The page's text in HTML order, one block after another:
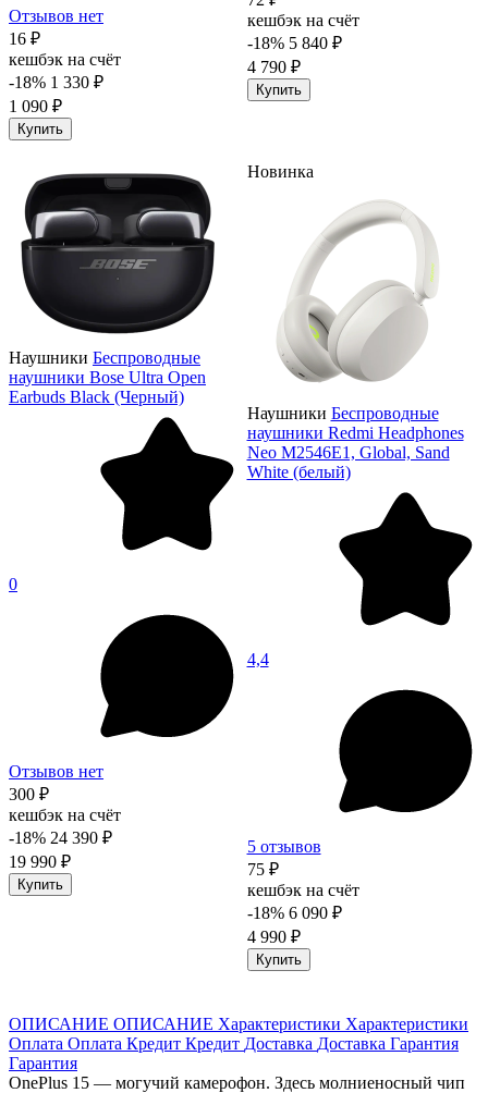
Отзывов нет
16 ₽
кешбэк на счёт
-18% 1 330 ₽
1 090 ₽
Купить
кешбэк на счёт
-18% 5 840 ₽
4 790 ₽
Купить
Наушники Беспроводные
наушники Bose Ultra Open
Earbuds Black (Черный)
0
Отзывов нет
300 ₽
кешбэк на счёт
-18% 24 390 ₽
19 990 ₽
Купить
Новинка
Наушники Беспроводные
наушники Redmi Headphones
Neo M2546E1, Global, Sand
White (белый)
4,4
5 отзывов
75 ₽
кешбэк на счёт
-18% 6 090 ₽
4 990 ₽
Купить
ОПИСАНИЕ ОПИСАНИЕ Характеристики Характеристики
Оплата Оплата Кредит Кредит Доставка Доставка Гарантия
Гарантия
OnePlus 15 — могучий камерофон. Здесь молниеносный чип